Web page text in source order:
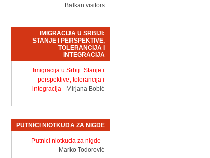
Balkan visitors
IMIGRACIJA U SRBIJI:
STANJE I PERSPEKTIVE,
TOLERANCIJA I
INTEGRACIJA
Imigracija u Srbiji: Stanje i
perspektive, tolerancija i
integracija - Mirjana Bobić
PUTNICI NIOTKUDA ZA NIGDE
Putnici niotkuda za nigde -
Marko Todorović